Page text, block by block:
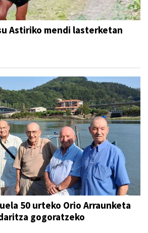
Astiriko mendi lasterketan
50 urteko Orio Arraunketa
gogoratzeko